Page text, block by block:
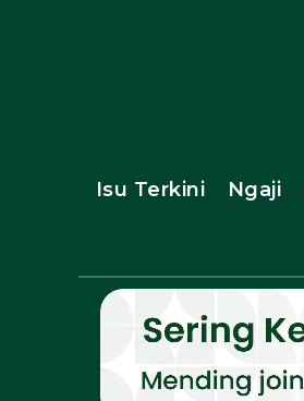
Isu Terkini Ngaji